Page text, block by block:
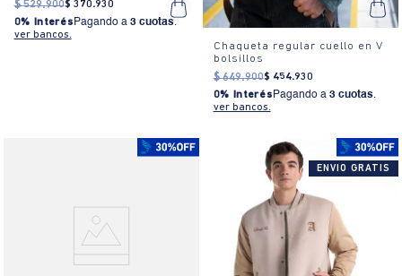
$ 529.900$ 370.930
0% Interés Pagando a 3 cuotas.
ver bancos.
Chaqueta regular cuello en V
bolsillos
$ 649.900$ 454.930
0% Interés Pagando a 3 cuotas.
ver bancos.
ENVIO GRATIS